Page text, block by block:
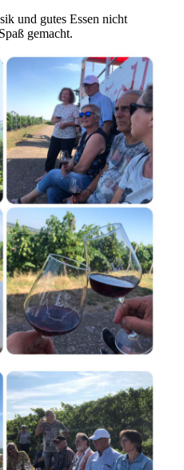
und gutes Essen nicht
gemacht.